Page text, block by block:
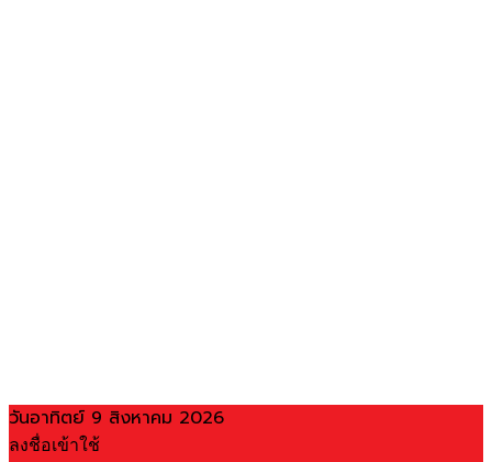
วันอาทิตย์ 9 สิงหาคม 2026
ลงชื่อเข้าใช้